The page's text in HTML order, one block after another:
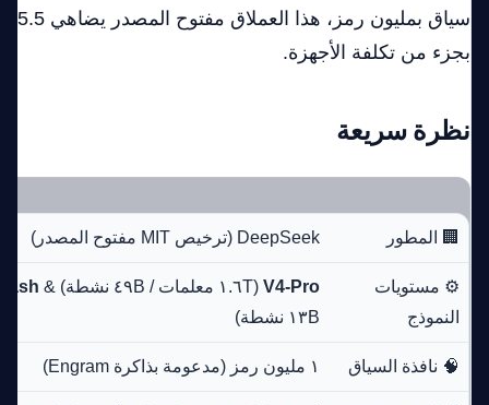
بجزء من تكلفة الأجهزة.
نظرة سريعة
🏢 المطور DeepSeek (ترخيص MIT مفتوح المصدر)
⚙️ مستويات
النموذج
V4-Pro (١.٦T معلمات / ٤٩B نشطة) &
١٣B نشطة)
🧠 نافذة السياق ١ مليون رمز (مدعومة بذاكرة Engram)